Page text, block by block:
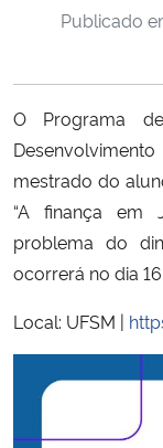
Ministério da Cidadania
Ministério de Minas e
Ministério da Ciência,
Ministério do Meio
Ministério do Turismo
Controladoria-Geral da
Publicado
O Programa
mestrado do
“A finança em
problema do
ocorrerá no dia
Local: UFSM |